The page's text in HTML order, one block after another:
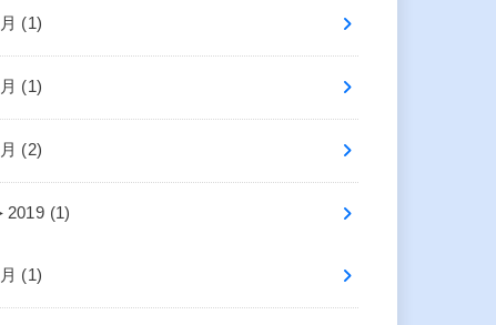
(1)
(1)
(2)
2019 (1)
(1)